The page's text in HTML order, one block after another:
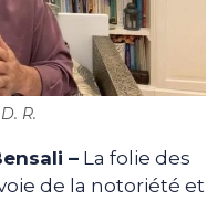
R.
– La folie des
de la notoriété et